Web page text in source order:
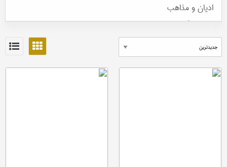
ادیان و مذاهب
مباحث کلامی - الهیات
عرفان
فلسفه
تاریخ و باستان شناسی